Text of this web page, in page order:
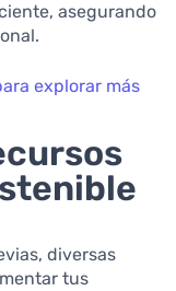
asegurando
explorar más
diversas
tus